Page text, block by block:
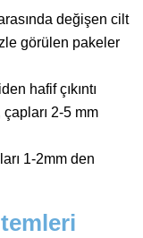
değişen cilt
görülen pakeler
hafif çıkıntı
2-5 mm
1-2mm den